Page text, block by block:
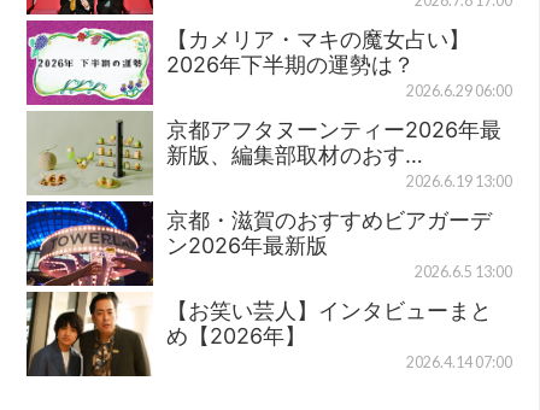
【カメリア・マキの魔女占い】
2026年下半期の運勢は？
2026.6.29 06:00
京都アフタヌーンティー2026年最
新版、編集部取材のおす…
2026.6.19 13:00
京都・滋賀のおすすめビアガーデ
ン2026年最新版
2026.6.5 13:00
【お笑い芸人】インタビューまと
め【2026年】
2026.4.14 07:00